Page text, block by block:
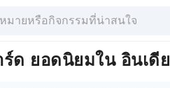
ด ยอดนิยมใน อินเดีย